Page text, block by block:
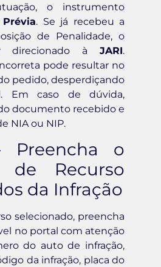
o instrumento
Prévia. Se já recebeu a
de Penalidade, o
direcionado à JARI.
pode resultar no
pedido, desperdiçando
Em caso de dúvida,
documento recebido e
NIA ou NIP.
Preencha o
de Recurso
da Infração
selecionado, preencha
no portal com atenção
do auto de infração,
da infração, placa do